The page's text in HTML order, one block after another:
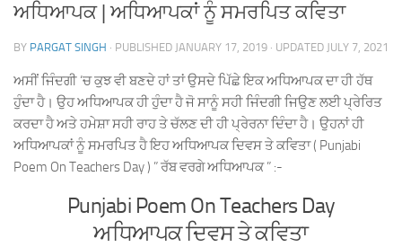
ਅਧਿਆਪਕ | ਅਧਿਆਪਕਾਂ ਨੂੰ ਸਮਰਪਿਤ ਕਵਿਤਾ
BY PARGAT SINGH · PUBLISHED JANUARY 17, 2019 · UPDATED JULY 7, 2021
ਅਸੀਂ ਜਿੰਦਗੀ ‘ਚ ਕੁਝ ਵੀ ਬਣਦੇ ਹਾਂ ਤਾਂ ਉਸਦੇ ਪਿੱਛੇ ਇਕ ਅਧਿਆਪਕ ਦਾ ਹੀ ਹੱਥ
ਹੁੰਦਾ ਹੈ। ਉਹ ਅਧਿਆਪਕ ਹੀ ਹੁੰਦਾ ਹੈ ਜੋ ਸਾਨੂੰ ਸਹੀ ਜਿੰਦਗੀ ਜਿਉਣ ਲਈ ਪ੍ਰੇਰਿਤ
ਕਰਦਾ ਹੈ ਅਤੇ ਹਮੇਸ਼ਾ ਸਹੀ ਰਾਹ ਤੇ ਚੱਲਣ ਦੀ ਹੀ ਪ੍ਰੇਰਨਾ ਦਿੰਦਾ ਹੈ। ਉਹਨਾਂ ਹੀ
ਅਧਿਆਪਕਾਂ ਨੂੰ ਸਮਰਪਿਤ ਹੈ ਇਹ ਅਧਿਆਪਕ ਦਿਵਸ ਤੇ ਕਵਿਤਾ ( Punjabi
Poem On Teachers Day ) ” ਰੱਬ ਵਰਗੇ ਅਧਿਆਪਕ ” :-
Punjabi Poem On Teachers Day
ਅਧਿਆਪਕ ਦਿਵਸ ਤੇ ਕਵਿਤਾ